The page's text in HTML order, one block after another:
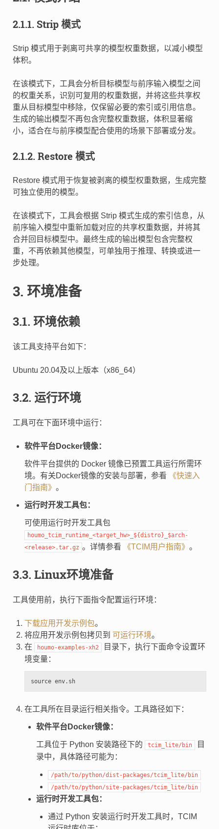
2.1.1. Strip 模式
Strip 模式用于剥离可共享的模型权重数据，以减小模型
体积。
在该模式下，工具会分析目标模型与前序输入模型之间
的权重关系，识别可复用的权重数据，并将这些共享权
重从目标模型中移除，仅保留必要的索引或引用信息。
生成的输出模型不再包含完整权重数据，体积显著缩
小，适合在与前序模型配合使用的场景下部署或分发。
2.1.2. Restore 模式
Restore 模式用于恢复被剥离的模型权重数据，生成完整
可独立使用的模型。
在该模式下，工具会根据 Strip 模式生成的索引信息，从
前序输入模型中重新加载对应的共享权重数据，并将其
合并回目标模型中。最终生成的输出模型包含完整权
重，不再依赖其他模型，可单独用于推理、转换或进一
步处理。
3. 环境准备
3.1. 环境依赖
该工具支持平台如下：
Ubuntu 20.04及以上版本（x86_64）
3.2. 运行环境
工具可在下面环境中运行：
软件平台Docker镜像：
软件平台提供的 Docker 镜像已预置工具运行所需环
境。有关Docker镜像的安装与部署，参看
《快速入
门指南》 。
运行时开发工具包：
可使用运行时开发工具包
houmo_tcim_runtime_<target_hw>_${distro}_$arch-
<release>.tar.gz 。详情参看 《TCIM用户指南》 。
3.3. Linux环境准备
工具使用前，执行下面指令配置运行环境：
下载应用开发示例包。
将应用开发示例包拷贝到 可运行环境。
在
houmo-examples-xh2
目录下，执行下面命令设置环
境变量：
source env.sh
在工具所在目录运行相关指令。工具路径如下：
软件平台Docker镜像：
工具位于 Python 安装路径下的 tcim_lite/bin
目
录中，具体路径可能为：
/path/to/python/dist-packages/tcim_lite/bin
/path/to/python/site-packages/tcim_lite/bin
运行时开发工具包：
通过 Python 安装运行时开发工具时，TCIM